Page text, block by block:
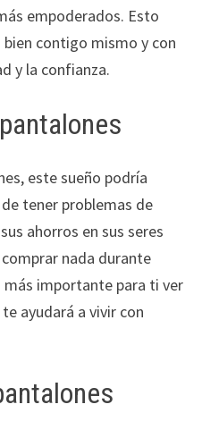
empoderados. Esto
contigo mismo y con
y la confianza.
este sueño podría
tener problemas de
ahorros en sus seres
nada durante
importante para ti ver
ayudará a vivir con